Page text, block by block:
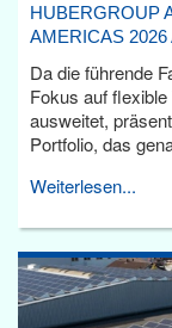
HUBERGROUP
AMERICAS
Da die führende
Fokus auf
ausweitet,
Portfolio, das
Weiterlesen...